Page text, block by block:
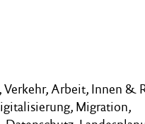
Arbeit, Innen &
Migration,